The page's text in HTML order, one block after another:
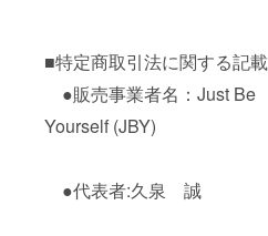
■特定商取引法に関する記載
●販売事業者名：Just Be
Yourself (JBY)
●代表者:久泉 誠